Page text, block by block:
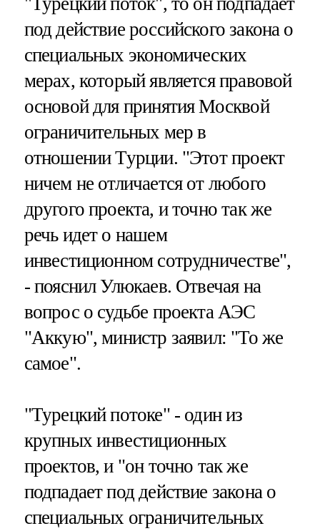
под действие российского закона о
специальных экономических
мерах, который является правовой
основой для принятия Москвой
ограничительных мер в
отношении Турции. "Этот проект
ничем не отличается от любого
другого проекта, и точно так же
речь идет о нашем
инвестиционном сотрудничестве",
- пояснил Улюкаев. Отвечая на
вопрос о судьбе проекта АЭС
"Аккую", министр заявил: "То же
самое".
"Турецкий потоке" - один из
крупных инвестиционных
проектов, и "он точно так же
подпадает под действие закона о
специальных ограничительных